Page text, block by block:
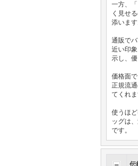
一方、
く見せ
添います
通販で
近い印
示し、
価格面
正規流
てくれま
使うほ
ッグは
です。
伝